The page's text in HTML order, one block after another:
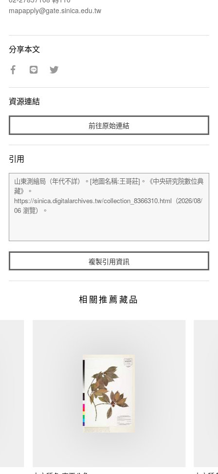
mapapply@gate.sinica.edu.tw
分享本文
資源連結
前往原始連結
引用
複製引用資訊
相關推薦藏品